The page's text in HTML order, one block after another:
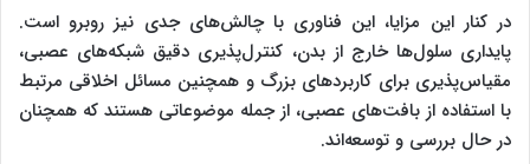
در کنار این مزایا، این فناوری با چالش‌های جدی نیز روبرو است.
پایداری سلول‌ها خارج از بدن، کنترل‌پذیری دقیق شبکه‌های عصبی،
مقیاس‌پذیری برای کاربردهای بزرگ و همچنین مسائل اخلاقی مرتبط
با استفاده از بافت‌های عصبی، از جمله موضوعاتی هستند که همچنان
در حال بررسی و توسعه‌اند.